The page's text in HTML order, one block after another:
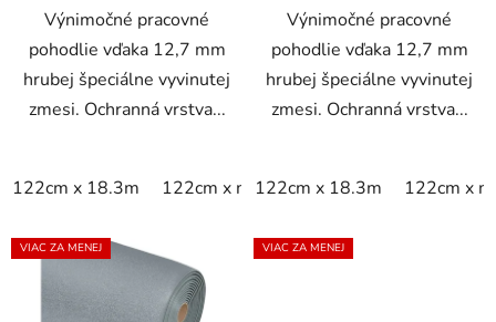
Výnimočné pracovné
pohodlie vďaka 12,7 mm
hrubej špeciálne vyvinutej
zmesi. Ochranná vrstva...
122cm x 18.3m 122cm x m 60cm x 18.3m 60cm x
Výnimočné pracovné
pohodlie vďaka 12,7 mm
hrubej špeciálne vyvinutej
zmesi. Ochranná vrstva...
122cm x 18.3m 122cm x m
VIAC ZA MENEJ VIAC ZA MENEJ